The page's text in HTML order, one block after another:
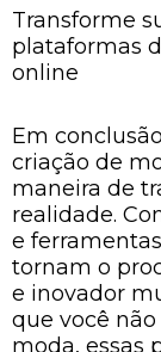
Transforme
plataformas
online
Em
criação de
maneira de
realidade.
e
tornam o
e inovador
que você
moda, essas